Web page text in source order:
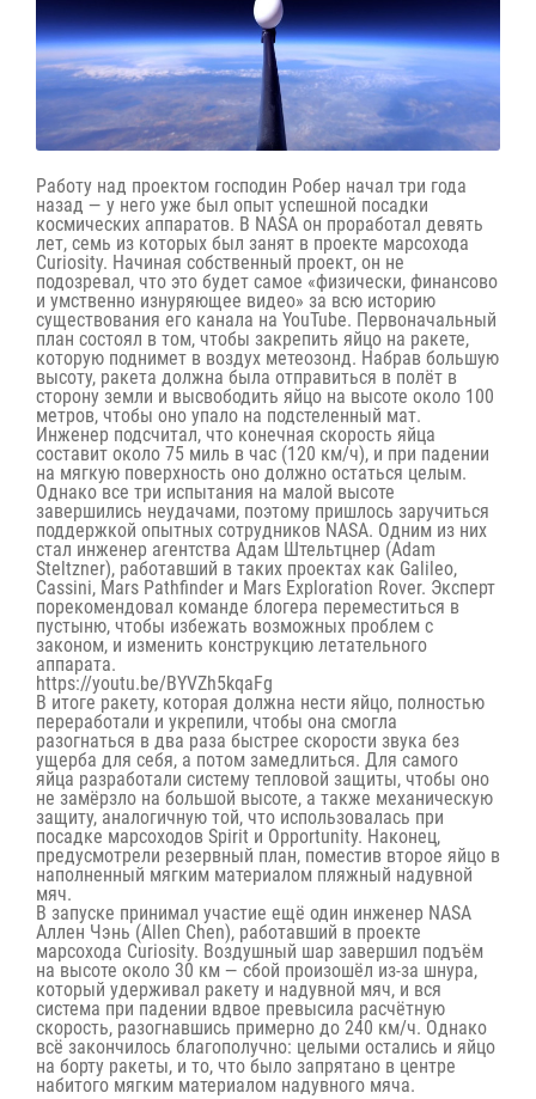
Работу над проектом господин Робер начал три года
назад — у него уже был опыт успешной посадки
космических аппаратов. В NASA он проработал девять
лет, семь из которых был занят в проекте марсохода
Curiosity. Начиная собственный проект, он не
подозревал, что это будет самое «физически, финансово
и умственно изнуряющее видео» за всю историю
существования его канала на YouTube. Первоначальный
план состоял в том, чтобы закрепить яйцо на ракете,
которую поднимет в воздух метеозонд. Набрав большую
высоту, ракета должна была отправиться в полёт в
сторону земли и высвободить яйцо на высоте около 100
метров, чтобы оно упало на подстеленный мат.
Инженер подсчитал, что конечная скорость яйца
составит около 75 миль в час (120 км/ч), и при падении
на мягкую поверхность оно должно остаться целым.
Однако все три испытания на малой высоте
завершились неудачами, поэтому пришлось заручиться
поддержкой опытных сотрудников NASA. Одним из них
стал инженер агентства Адам Штельтцнер (Adam
Steltzner), работавший в таких проектах как Galileo,
Cassini, Mars Pathfinder и Mars Exploration Rover. Эксперт
порекомендовал команде блогера переместиться в
пустыню, чтобы избежать возможных проблем с
законом, и изменить конструкцию летательного
аппарата.
https://youtu.be/BYVZh5kqaFg
В итоге ракету, которая должна нести яйцо, полностью
переработали и укрепили, чтобы она смогла
разогнаться в два раза быстрее скорости звука без
ущерба для себя, а потом замедлиться. Для самого
яйца разработали систему тепловой защиты, чтобы оно
не замёрзло на большой высоте, а также механическую
защиту, аналогичную той, что использовалась при
посадке марсоходов Spirit и Opportunity. Наконец,
предусмотрели резервный план, поместив второе яйцо в
наполненный мягким материалом пляжный надувной
мяч.
В запуске принимал участие ещё один инженер NASA
Аллен Чэнь (Allen Chen), работавший в проекте
марсохода Curiosity. Воздушный шар завершил подъём
на высоте около 30 км — сбой произошёл из-за шнура,
который удерживал ракету и надувной мяч, и вся
система при падении вдвое превысила расчётную
скорость, разогнавшись примерно до 240 км/ч. Однако
всё закончилось благополучно: целыми остались и яйцо
на борту ракеты, и то, что было запрятано в центре
набитого мягким материалом надувного мяча.